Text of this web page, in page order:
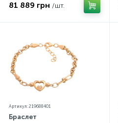
81 889 грн /шт.
Артикул: 219688401
Браслет